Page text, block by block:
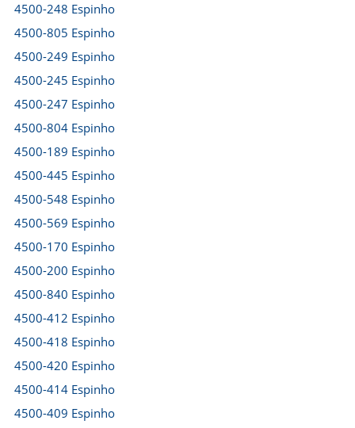
4500-248 Espinho
4500-805 Espinho
4500-249 Espinho
4500-245 Espinho
4500-247 Espinho
4500-804 Espinho
4500-189 Espinho
4500-445 Espinho
4500-548 Espinho
4500-569 Espinho
4500-170 Espinho
4500-200 Espinho
4500-840 Espinho
4500-412 Espinho
4500-418 Espinho
4500-420 Espinho
4500-414 Espinho
4500-409 Espinho